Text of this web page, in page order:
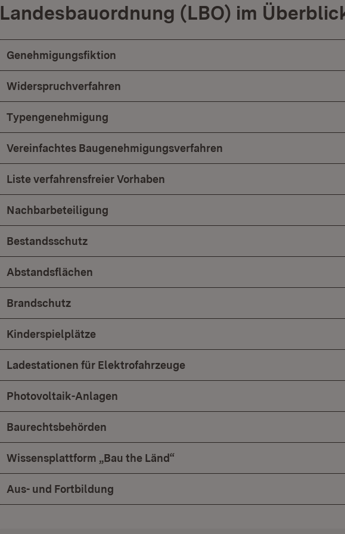
Landesbauordnung (LBO) im
Genehmigungsfiktion
Widerspruchverfahren
Typengenehmigung
Vereinfachtes Baugenehmigungsverfahren
Liste verfahrensfreier Vorhaben
Nachbarbeteiligung
Bestandsschutz
Abstandsflächen
Brandschutz
Kinderspielplätze
Ladestationen für Elektrofahrzeuge
Photovoltaik-Anlagen
Baurechtsbehörden
Wissensplattform „Bau the Länd“
Aus- und Fortbildung